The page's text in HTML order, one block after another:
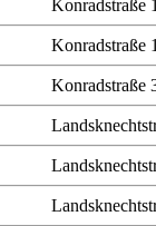
Konradstraße
Konradstraße
Konradstraße